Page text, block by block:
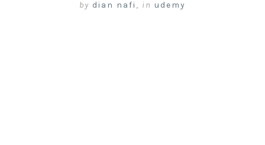
by dian nafi , in udemy